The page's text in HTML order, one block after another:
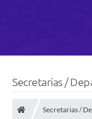
Secretarias /
Secretarias /